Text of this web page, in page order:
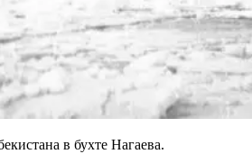
в бухте Нагаева.